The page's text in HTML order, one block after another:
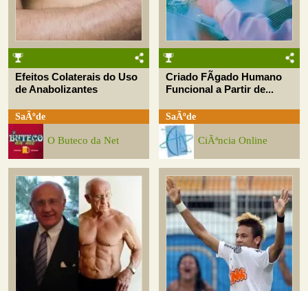
Efeitos Colaterais do Uso
de Anabolizantes
SaÃºde
O Buteco da Net
Criado FÃ­gado Humano
Funcional a Partir de...
SaÃºde
CiÃªncia Online